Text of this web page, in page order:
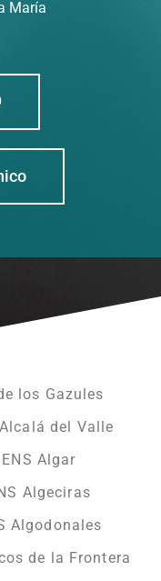
María
los Gazules
del Valle
Algar
Algeciras
Algodonales
de la Frontera